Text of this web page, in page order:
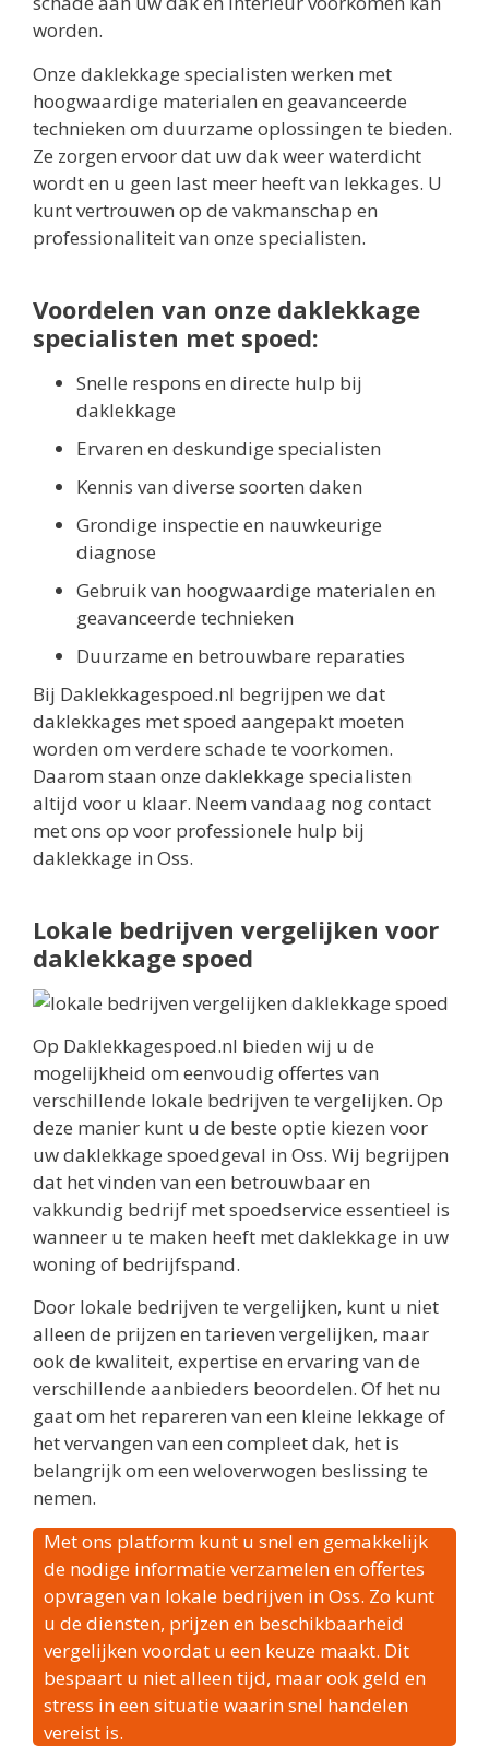
worden.
Onze daklekkage specialisten werken met
hoogwaardige materialen en geavanceerde
technieken om duurzame oplossingen te bieden.
Ze zorgen ervoor dat uw dak weer waterdicht
wordt en u geen last meer heeft van lekkages. U
kunt vertrouwen op de vakmanschap en
professionaliteit van onze specialisten.
Voordelen van onze daklekkage
specialisten met spoed:
Snelle respons en directe hulp bij
daklekkage
Ervaren en deskundige specialisten
Kennis van diverse soorten daken
Grondige inspectie en nauwkeurige
diagnose
Gebruik van hoogwaardige materialen en
geavanceerde technieken
Duurzame en betrouwbare reparaties
Bij Daklekkagespoed.nl begrijpen we dat
daklekkages met spoed aangepakt moeten
worden om verdere schade te voorkomen.
Daarom staan onze daklekkage specialisten
altijd voor u klaar. Neem vandaag nog contact
met ons op voor professionele hulp bij
daklekkage in Oss.
Lokale bedrijven vergelijken voor
daklekkage spoed
Op Daklekkagespoed.nl bieden wij u de
mogelijkheid om eenvoudig offertes van
verschillende lokale bedrijven te vergelijken. Op
deze manier kunt u de beste optie kiezen voor
uw daklekkage spoedgeval in Oss. Wij begrijpen
dat het vinden van een betrouwbaar en
vakkundig bedrijf met spoedservice essentieel is
wanneer u te maken heeft met daklekkage in uw
woning of bedrijfspand.
Door lokale bedrijven te vergelijken, kunt u niet
alleen de prijzen en tarieven vergelijken, maar
ook de kwaliteit, expertise en ervaring van de
verschillende aanbieders beoordelen. Of het nu
gaat om het repareren van een kleine lekkage of
het vervangen van een compleet dak, het is
belangrijk om een weloverwogen beslissing te
nemen.
Met ons platform kunt u snel en gemakkelijk
de nodige informatie verzamelen en offertes
opvragen van lokale bedrijven in Oss. Zo kunt
u de diensten, prijzen en beschikbaarheid
vergelijken voordat u een keuze maakt. Dit
bespaart u niet alleen tijd, maar ook geld en
stress in een situatie waarin snel handelen
vereist is.